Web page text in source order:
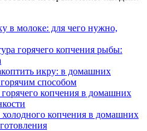
в молоке: для чего нужно,
горячего копчения рыбы:
икру: в домашних
способом
копчения в домашних
копчения в домашних